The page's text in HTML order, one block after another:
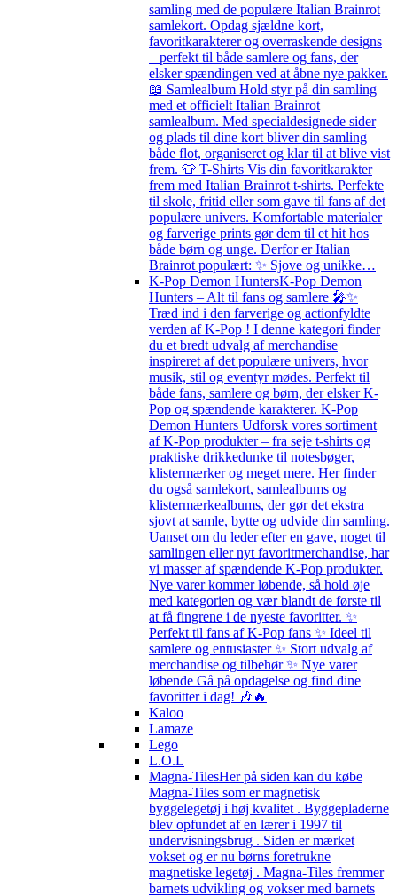
samling med de populære Italian Brainrot
samlekort. Opdag sjældne kort,
favoritkarakterer og overraskende designs
– perfekt til både samlere og fans, der
elsker spændingen ved at åbne nye pakker.
📖 Samlealbum Hold styr på din samling
med et officielt Italian Brainrot
samlealbum. Med specialdesignede sider
og plads til dine kort bliver din samling
både flot, organiseret og klar til at blive vist
frem. 👕 T-Shirts Vis din favoritkarakter
frem med Italian Brainrot t-shirts. Perfekte
til skole, fritid eller som gave til fans af det
populære univers. Komfortable materialer
og farverige prints gør dem til et hit hos
både børn og unge. Derfor er Italian
Brainrot populært: ✨ Sjove og unikke…
K-Pop Demon HuntersK-Pop Demon
Hunters – Alt til fans og samlere 🎤✨
Træd ind i den farverige og actionfyldte
verden af K-Pop ! I denne kategori finder
du et bredt udvalg af merchandise
inspireret af det populære univers, hvor
musik, stil og eventyr mødes. Perfekt til
både fans, samlere og børn, der elsker K-
Pop og spændende karakterer. K-Pop
Demon Hunters Udforsk vores sortiment
af K-Pop produkter – fra seje t-shirts og
praktiske drikkedunke til notesbøger,
klistermærker og meget mere. Her finder
du også samlekort, samlealbums og
klistermærkealbums, der gør det ekstra
sjovt at samle, bytte og udvide din samling.
Uanset om du leder efter en gave, noget til
samlingen eller nyt favoritmerchandise, har
vi masser af spændende K-Pop produkter.
Nye varer kommer løbende, så hold øje
med kategorien og vær blandt de første til
at få fingrene i de nyeste favoritter. ✨
Perfekt til fans af K-Pop fans ✨ Ideel til
samlere og entusiaster ✨ Stort udvalg af
merchandise og tilbehør ✨ Nye varer
løbende Gå på opdagelse og find dine
favoritter i dag! 🎶🔥
Kaloo
Lamaze
Lego
L.O.L
Magna-TilesHer på siden kan du købe
Magna-Tiles som er magnetisk
byggelegetøj i høj kvalitet . Byggepladerne
blev opfundet af en lærer i 1997 til
undervisningsbrug . Siden er mærket
vokset og er nu børns foretrukne
magnetiske legetøj . Magna-Tiles fremmer
barnets udvikling og vokser med barnets